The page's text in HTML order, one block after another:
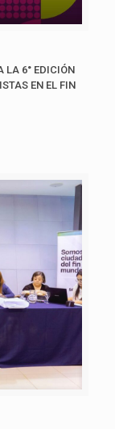
LA 6° EDICIÓN
EN EL FIN